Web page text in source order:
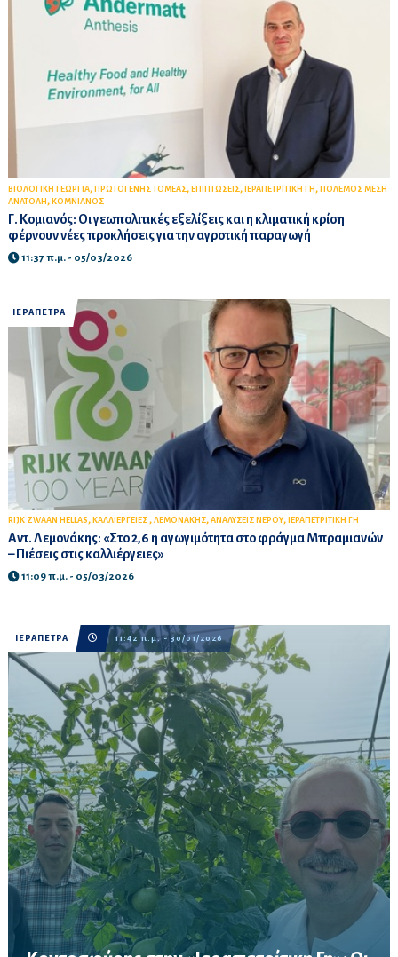
ΒΙΟΛΟΓΙΚΗ ΓΕΩΡΓΙΑ, ΠΡΩΤΟΓΕΝΗΣ ΤΟΜΕΑΣ, ΕΠΙΠΤΩΣΕΙΣ, ΙΕΡΑΠΕΤΡΙΤΙΚΗ ΓΗ , ΠΟΛΕΜΟΣ ΜΕΣΗ
ΑΝΑΤΟΛΗ , ΚΟΜΝΙΑΝΟΣ
Γ. Κομιανός: Οι γεωπολιτικές εξελίξεις και η κλιματική κρίση
φέρνουν νέες προκλήσεις για την αγροτική παραγωγή
11:37 π.μ. - 05/03/2026
ΙΕΡΑΠΕΤΡΑ
RIJK ZWAAN HELLAS, ΚΑΛΛΙΕΡΓΕΙΕΣ , ΛΕΜΟΝΑΚΗΣ, ΑΝΑΛΥΣΕΙΣ ΝΕΡΟΥ, ΙΕΡΑΠΕΤΡΙΤΙΚΗ ΓΗ
Αντ. Λεμονάκης: «Στο 2,6 η αγωγιμότητα στο φράγμα Μπραμιανών
– Πιέσεις στις καλλιέργειες»
11:09 π.μ. - 05/03/2026
ΙΕΡΑΠΕΤΡΑ 11:42 π.μ. - 30/01/2026